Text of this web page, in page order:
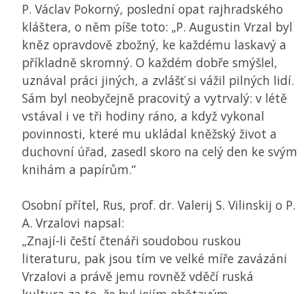
P. Václav Pokorný, poslední opat rajhradského
kláštera, o něm píše toto: „P. Augustin Vrzal byl
kněz opravdově zbožný, ke každému laskavý a
příkladně skromný. O každém dobře smýšlel,
uznával práci jiných, a zvlášť si vážil pilných lidí.
Sám byl neobyčejně pracovitý a vytrvalý: v létě
vstával i ve tři hodiny ráno, a když vykonal
povinnosti, které mu ukládal kněžský život a
duchovní úřad, zasedl skoro na celý den ke svým
knihám a papírům.“
Osobní přítel, Rus, prof. dr. Valerij S. Vilinskij o P.
A. Vrzalovi napsal:
„Znají-li čeští čtenáři soudobou ruskou
literaturu, pak jsou tím ve velké míře zavázáni
Vrzalovi a právě jemu rovněž vděčí ruská